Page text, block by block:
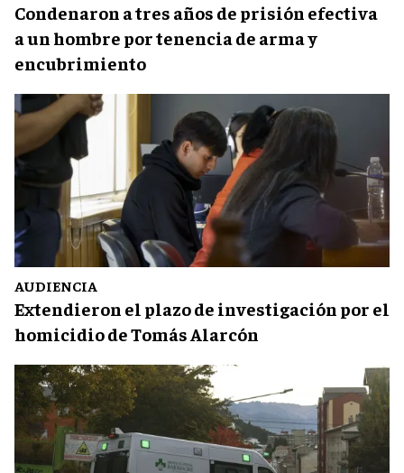
Condenaron a tres años de prisión efectiva
a un hombre por tenencia de arma y
encubrimiento
AUDIENCIA
Extendieron el plazo de investigación por el
homicidio de Tomás Alarcón